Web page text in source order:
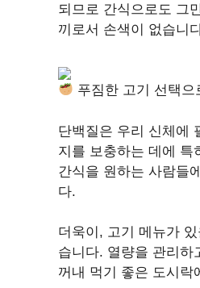
되므로 간식으로도 그
끼로서 손색이 없습니
푸짐한 고기 선택으
단백질은 우리 신체에
지를 보충하는 데에 특
간식을 원하는 사람들
다.
더욱이, 고기 메뉴가
습니다. 열량을 관리하
꺼내 먹기 좋은 도시락